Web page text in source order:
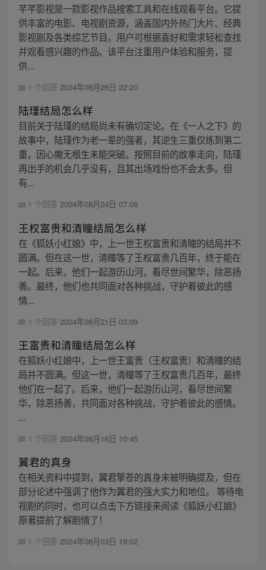
芊芊影视是一款影视作品搜索工具和在线观看平台。它提
供丰富的电影、电视剧资源，涵盖国内外热门大片、经典
影视剧及各类综艺节目。用户可根据喜好和需求轻松查找
并观看感兴趣的作品。该平台注重用户体验和服务，提
供...
1 个回答 2024年08月26日 22:20
陆瑾结局怎么样
目前关于陆瑾的结局尚未有确切定论。在《一人之下》的
故事中，陆瑾作为老一辈的强者，其逆生三重仅练到第二
重，因心魔无根生未能突破。按照目前的故事走向，陆瑾
再出手的机会几乎没有，且其出场戏份也不会太多。但
有...
1 个回答 2024年08月24日 07:06
王权富贵和清瞳结局怎么样
在《狐妖小红娘》中，上一世王权富贵和清瞳的结局并不
圆满。但在这一世，清瞳等了王权富贵几百年，终于能在
一起。后来，他们一起游历山河，看尽世间繁华，除恶扬
善。最终，他们也共同面对各种挑战，守护着彼此的感
情...
1 个回答 2024年08月21日 03:09
王富贵和清瞳结局怎么样
在狐妖小红娘中，上一世王富贵（王权富贵）和清瞳的结
局并不圆满。但这一世，清瞳等了王权富贵几百年，最终
他们在一起了。后来，他们一起游历山河，看尽世间繁
华，除恶扬善，共同面对各种挑战，守护着彼此的感情。
...
1 个回答 2024年08月16日 10:45
翼君的真身
在相关资料中提到，翼君擎苍的真身未被明确提及，但在
部分论述中强调了他作为翼君的强大实力和地位。 等待电
视剧的同时，也可以点击下方链接来阅读《狐妖小红娘》
原著提前了解剧情了！
1 个回答 2024年08月03日 19:02